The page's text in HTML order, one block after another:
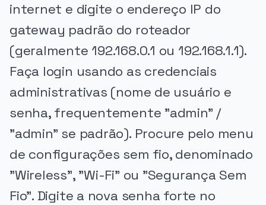
internet e digite o endereço IP do
gateway padrão do roteador
(geralmente 192.168.0.1 ou 192.168.1.1).
Faça login usando as credenciais
administrativas (nome de usuário e
senha, frequentemente "admin" /
"admin" se padrão). Procure pelo menu
de configurações sem fio, denominado
"Wireless", "Wi-Fi" ou "Segurança Sem
Fio". Digite a nova senha forte no